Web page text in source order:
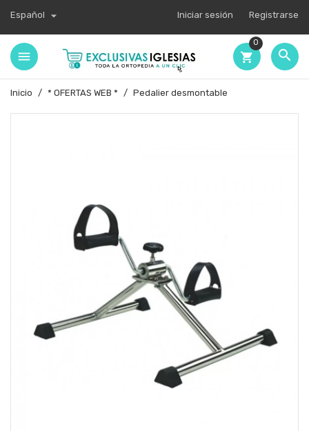
Español  Iniciar sesión Registrarse

shopping_cart
0
Inicio * OFERTAS WEB * Pedalier desmontable